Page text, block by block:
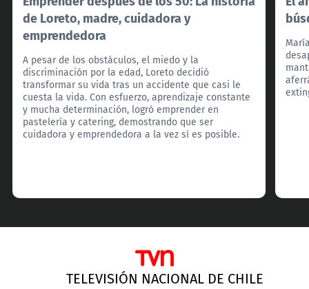
de Loreto, madre, cuidadora y
emprendedora
A pesar de los obstáculos, el miedo y la
discriminación por la edad, Loreto decidió
transformar su vida tras un accidente que casi le
cuesta la vida. Con esfuerzo, aprendizaje constante
y mucha determinación, logró emprender en
pastelería y catering, demostrando que ser
cuidadora y emprendedora a la vez sí es posible.
TELEVISIÓN NACIONAL DE CHILE